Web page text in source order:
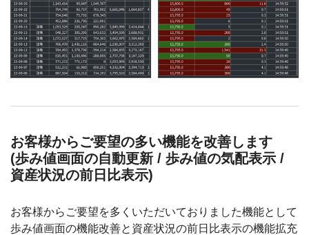
お客様からご要望の多い機能を改善します
(歩み値画面の自動更新 / 歩み値の気配表示 /
資産状況の前日比表示)
お客様からご要望を多くいただいておりました機能として
歩み値画面の機能改善と資産状況の前日比表示の機能拡充